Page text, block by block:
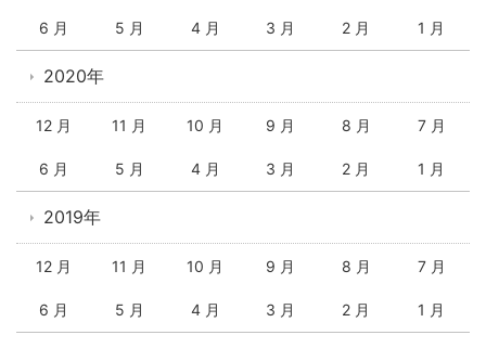
6 月 5 月 4 月 3 月 2 月 1 月
2020年
12 月 11 月 10 月 9 月 8 月 7 月
6 月 5 月 4 月 3 月 2 月 1 月
2019年
12 月 11 月 10 月 9 月 8 月 7 月
6 月 5 月 4 月 3 月 2 月 1 月